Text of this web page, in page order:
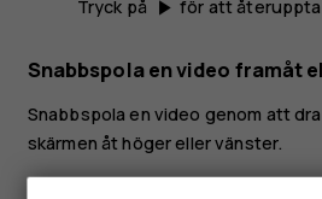
Tryck på play_arrow för att återuppta
Snabbspola en video framåt
Snabbspola en video genom att
skärmen åt höger eller vänster.